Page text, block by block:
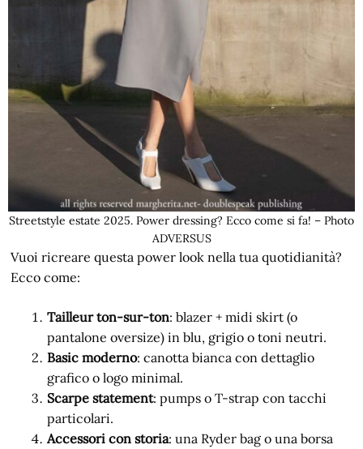
Streetstyle estate 2025. Power dressing? Ecco come si fa! – Photo
ADVERSUS
Vuoi ricreare questa power look nella tua quotidianità?
Ecco come:
Tailleur ton-sur-ton: blazer + midi skirt (o
pantalone oversize) in blu, grigio o toni neutri.
Basic moderno: canotta bianca con dettaglio
grafico o logo minimal.
Scarpe statement: pumps o T-strap con tacchi
particolari.
Accessori con storia: una Ryder bag o una borsa